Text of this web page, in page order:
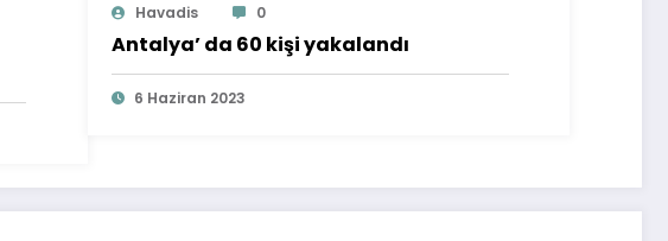
Havadis 0
Antalya’ da 60 kişi yakalandı
6 Haziran 2023